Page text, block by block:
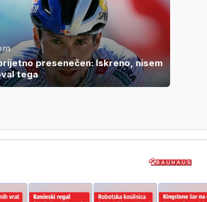
presenečen: Iskreno, nisem
tega